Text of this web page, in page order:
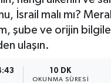
İsrail malı mı?
şube ve orijin
ulaşın.
10 DK
OKUNMA SÜRESI
Puan Durumu ve
Haberleri